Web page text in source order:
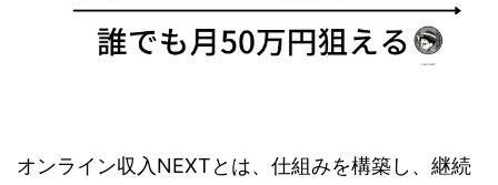
オンライン収入NEXTとは、仕組みを構築し、継続